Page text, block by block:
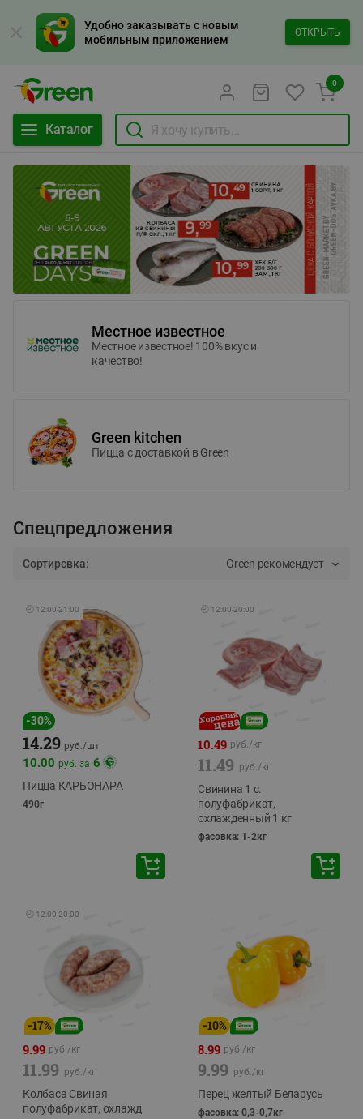
Удобно заказывать с новым
мобильным приложением
ОТКРЫТЬ
Каталог
0
Местное известное
Местное известное! 100% вкус и
качество!
Green kitchen
Пицца c доставкой в Green
Спецпредложения
Сортировка: Green рекомендует
🕘 12:00-21:00
-30%
14.29 руб./шт
10.00 руб. за 6
Пицца КАРБОНАРА
490г
🕘 12:00-20:00
10.49 руб./кг
11.49 руб./кг
Свинина 1 с.
полуфабрикат,
охлажденный 1 кг
фасовка: 1-2кг
🕘 12:00-20:00
-17%
9.99 руб./кг
11.99 руб./кг
Колбаса Свиная
полуфабрикат, охлажд
-10%
8.99 руб./кг
9.99 руб./кг
Перец желтый Беларусь
фасовка: 0,3-0,7кг